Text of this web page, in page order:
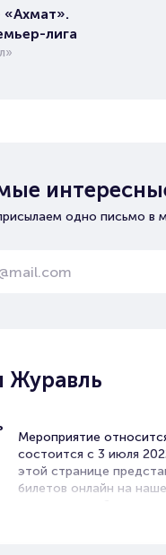
лига
одно письмо в
Журавль
Мероприятие
состоится с 3 июля
этой странице
билетов онлайн на